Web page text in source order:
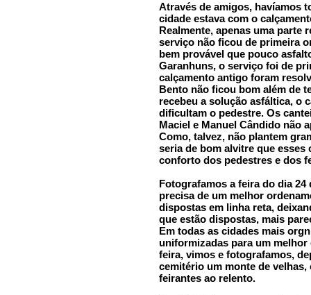
Através de amigos, havíamos
cidade estava com o
Realmente, apenas uma parte
serviço não ficou de primeira
bem provável que pouco
Garanhuns, o serviço foi de
calçamento antigo foram
Bento não ficou bom além de
recebeu a solução asfáltica, o
dificultam o pedestre. Os
Maciel e Manuel Cândido não
Como, talvez, não plantem
seria de bom alvitre que
conforto dos pedestres e dos
Fotografamos a feira do dia 24
precisa de um melhor
dispostas em linha reta,
que estão dispostas, mais
Em todas as cidades mais
uniformizadas para um melhor
feira, vimos e fotografamos,
cemitério um monte de
feirantes ao relento.